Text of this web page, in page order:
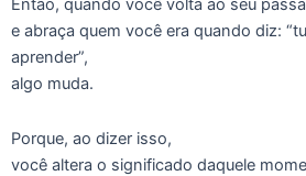
Então, quando você volta ao seu
e abraça quem você era quando diz:
aprender”,
algo muda.
Porque, ao dizer isso,
você altera o significado daquele